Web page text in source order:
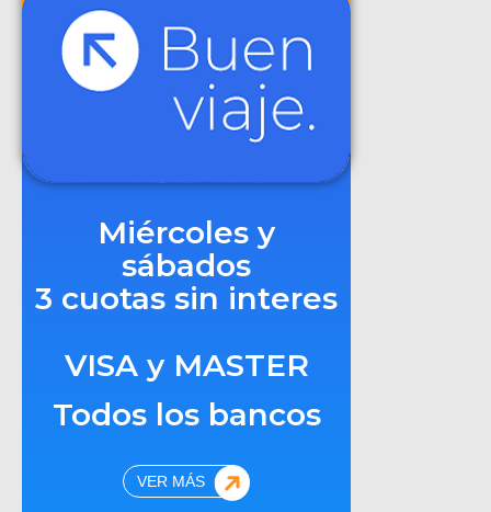
Miércoles y
sábados
3 cuotas sin interes
VISA y MASTER
Todos los bancos
VER MÁS